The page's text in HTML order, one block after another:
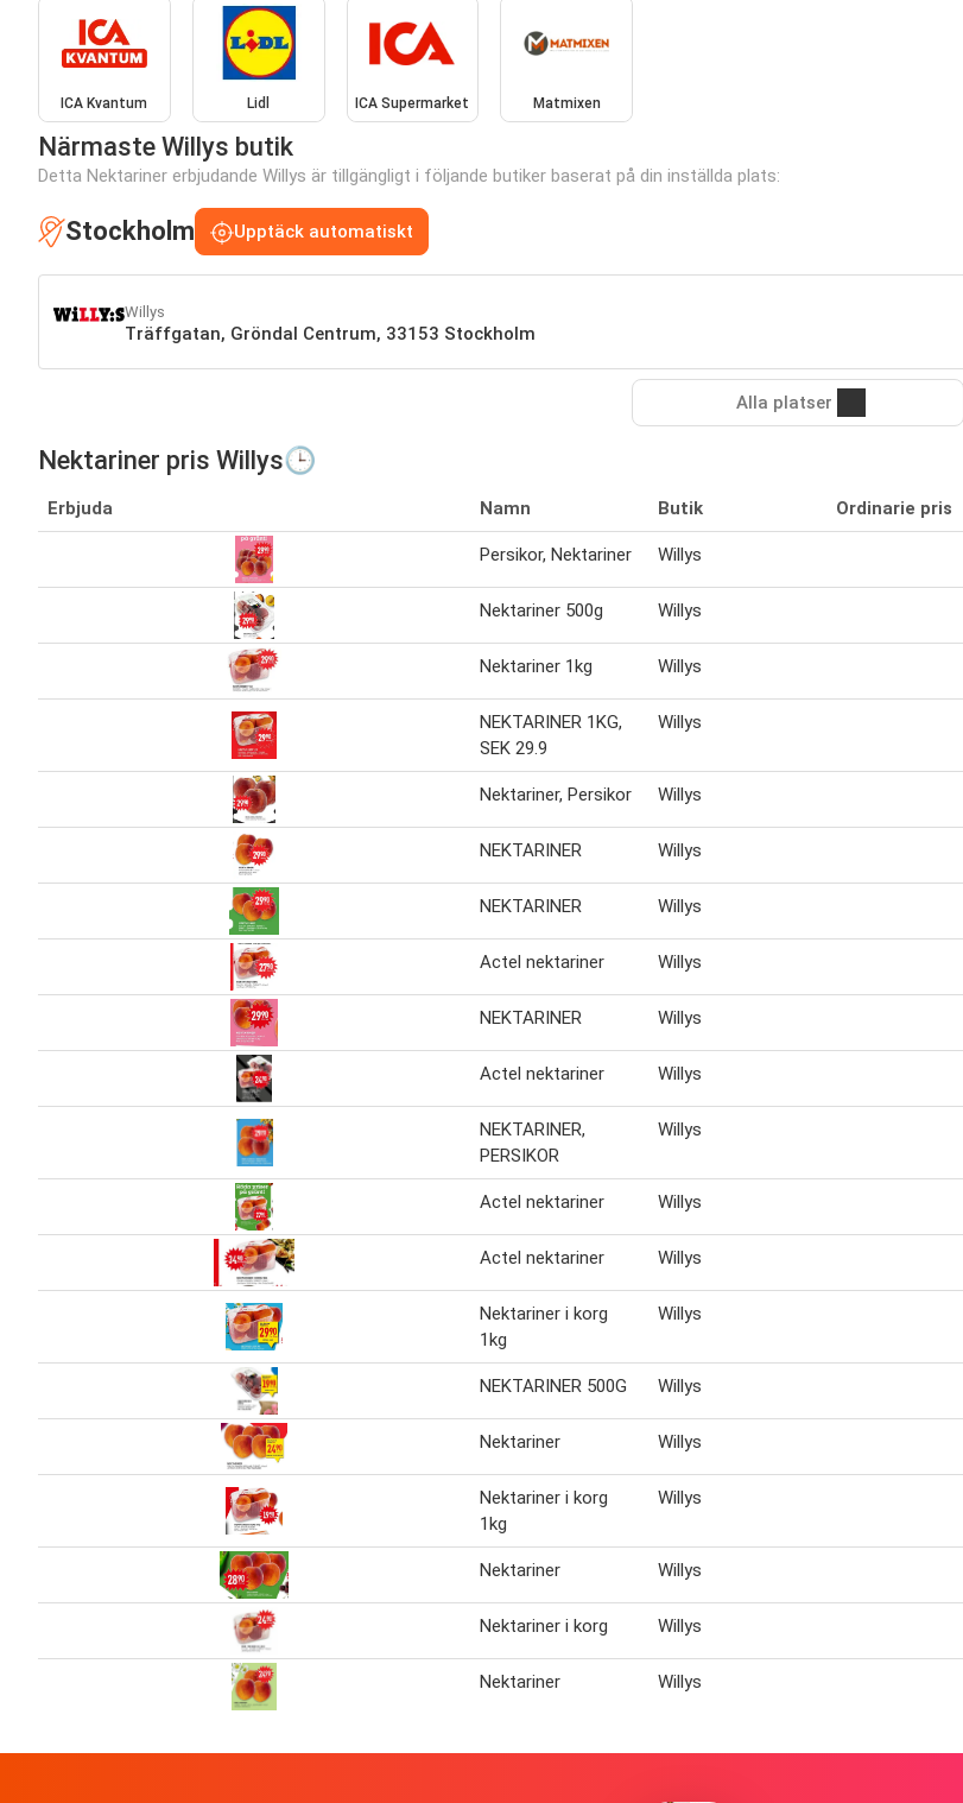
ICA Kvantum Lidl ICA Supermarket Matmixen
Närmaste Willys butik
Detta Nektariner erbjudande Willys är tillgängligt i följande butiker baserat på din inställda plats:
Stockholm Upptäck automatiskt
Willys
Träffgatan, Gröndal Centrum, 33153 Stockholm
Alla platser
Nektariner pris Willys🕒
Erbjuda Namn Butik Ordinarie pris
Persikor, Nektariner Willys
Nektariner 500g Willys
Nektariner 1kg Willys
NEKTARINER 1KG,
SEK 29.9
Willys
Nektariner, Persikor Willys
NEKTARINER Willys
NEKTARINER Willys
Actel nektariner Willys
NEKTARINER Willys
Actel nektariner Willys
NEKTARINER,
PERSIKOR
Willys
Actel nektariner Willys
Actel nektariner Willys
Nektariner i korg
1kg
Willys
NEKTARINER 500G Willys
Nektariner Willys
Nektariner i korg
1kg
Willys
Nektariner Willys
Nektariner i korg Willys
Nektariner Willys